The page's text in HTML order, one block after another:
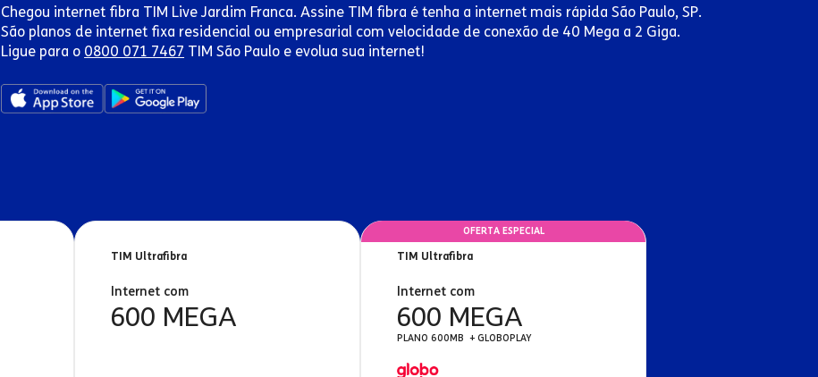
Chegou internet fibra TIM Live Jardim Franca. Assine TIM fibra é tenha a internet mais rápida São Paulo, SP.
São planos de internet fixa residencial ou empresarial com velocidade de conexão de 40 Mega a 2 Giga.
Ligue para o 0800 071 7467 TIM São Paulo e evolua sua internet!
TIM Ultrafibra
Internet com
600 MEGA
TIM Ultrafibra
Internet com
600 MEGA
PLANO 600MB + GLOBOPLAY
OFERTA ESPECIAL